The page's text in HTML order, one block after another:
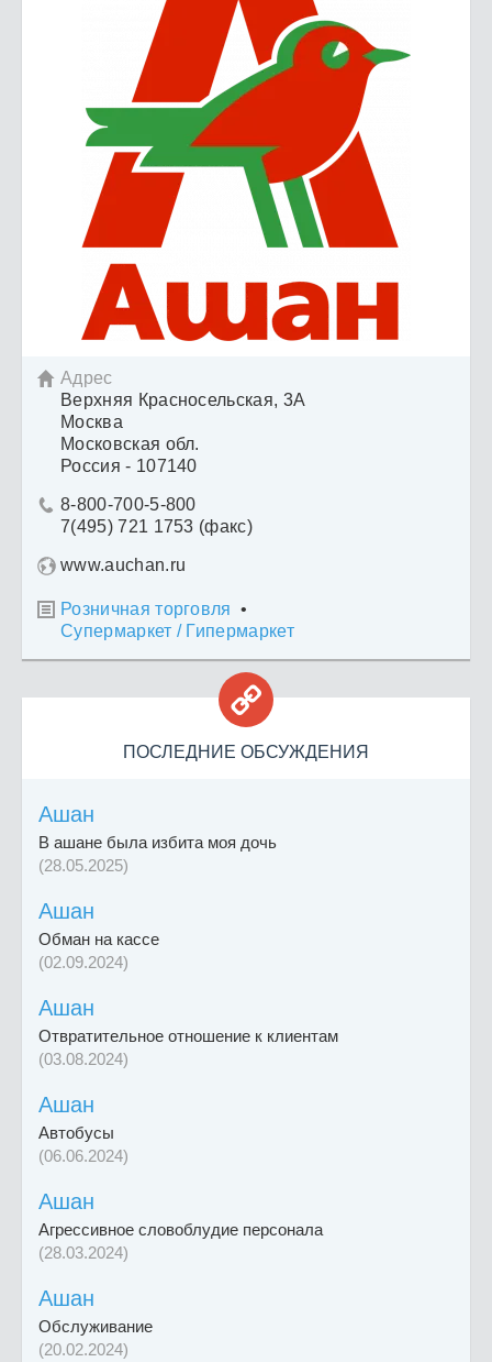
 Адрес
Верхняя Красносельская, 3А
Москва
Московская обл.
Россия - 107140
 8-800-700-5-800
7(495) 721 1753 (факс)
www.auchan.ru
 Розничная торговля •
Супермаркет / Гипермаркет

ПОСЛЕДНИЕ ОБСУЖДЕНИЯ
Ашан
В ашане была избита моя дочь
(28.05.2025)
Ашан
Обман на кассе
(02.09.2024)
Ашан
Отвратительное отношение к клиентам
(03.08.2024)
Ашан
Автобусы
(06.06.2024)
Ашан
Агрессивное словоблудие персонала
(28.03.2024)
Ашан
Обслуживание
(20.02.2024)